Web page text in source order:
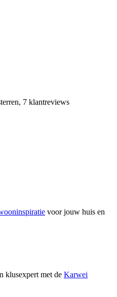
7 klantreviews
voor jouw huis en
klusexpert met de Karwei